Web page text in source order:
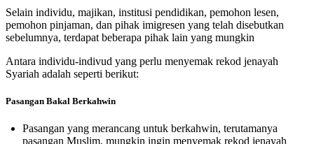
Selain individu, majikan, institusi pendidikan, pemohon lesen,
pemohon pinjaman, dan pihak imigresen yang telah disebutkan
sebelumnya, terdapat beberapa pihak lain yang mungkin
Antara individu-indivud yang perlu menyemak rekod jenayah
Syariah adalah seperti berikut:
Pasangan Bakal Berkahwin
Pasangan yang merancang untuk berkahwin, terutamanya
pasangan Muslim, mungkin ingin menyemak rekod jenayah